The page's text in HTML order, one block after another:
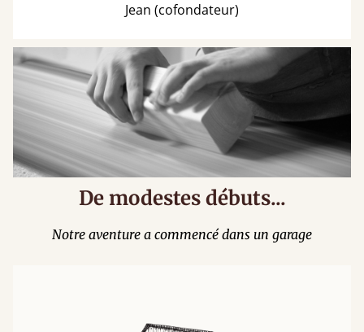
Jean (cofondateur)
De modestes débuts...
Notre aventure a commencé dans un garage